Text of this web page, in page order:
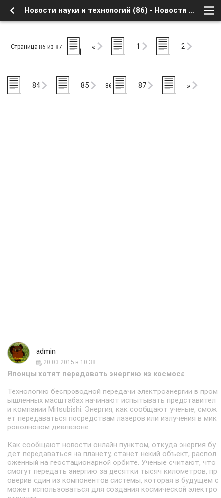
Новости науки и технологий (86) - Новости науки и технологий - Наука и технологии - Форум о Спутниковом Телевидении
Страница 86 из 87 « 1 2 …
84 85 86 87 »
admin
20.03.2015 в 10:38
Японцы хотят передавать энергию из космоса
Технологию беспроводной передачи электроэнергии в пром
ышленных масштабах начинают испытывать представител
и компании Mitsubishi. Энергия, как сообщают ученые, смож
ет передаваться посредствам лазеров или излучения в мик
роволновом диапазоне.
Как сообщают новости онлайн пунктом, откуда энергия бу
дет передаваться на планету, станет некий объект, распол
оженный на геостационарной орбите. Ученые считают, что
смогут передать энергию за десятки тысяч километров, пр
оверив один из компонентов системы, которая в будущем с
может использоваться для создания космической электро